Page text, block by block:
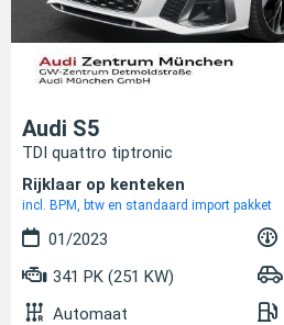
Audi S5
TDI quattro tiptronic
Rijklaar op kenteken
incl. BPM, btw en standaard import pakket
01/2023
341 PK (251 KW)
Automaat